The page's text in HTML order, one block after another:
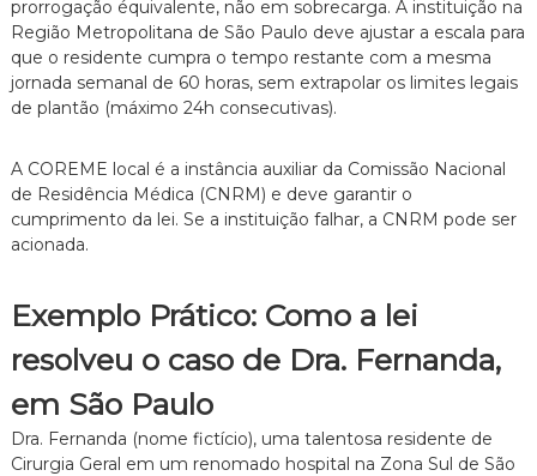
prorrogação équivalente,não em sobrecarga. A instituição na
Região Metropolitana de São Paulo deve ajustar a escala para
que o residente cumpra o tempo restante com a mesma
jornada semanal de 60 horas,sem extrapolar os limites legais
de plantão (máximo 24h consecutivas).
A COREME local é a instância auxiliar da Comissão Nacional
de Residência Médica (CNRM) e deve garantir o
cumprimento da lei. Se a instituição falhar,a CNRM pode ser
acionada.
Exemplo Prático: Como a lei
resolveu o caso de Dra. Fernanda,
em São Paulo
Dra. Fernanda (nome fictício),uma talentosa residente de
Cirurgia Geral em um renomado hospital na Zona Sul de São